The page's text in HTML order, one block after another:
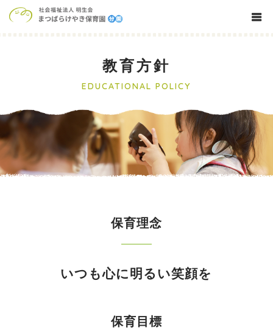
教育方針
EDUCATIONAL POLICY
保育理念
いつも心に明るい笑顔を
保育目標